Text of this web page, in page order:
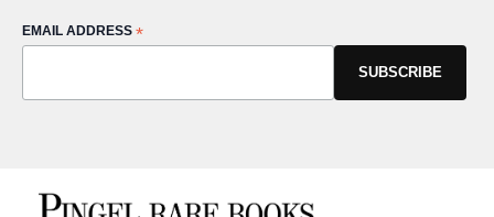
EMAIL ADDRESS *